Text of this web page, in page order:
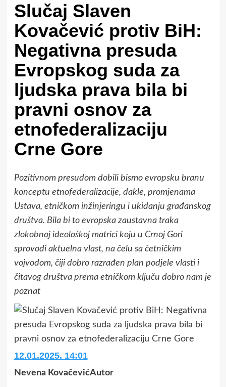
Slučaj Slaven
Kovačević protiv BiH:
Negativna presuda
Evropskog suda za
ljudska prava bila bi
pravni osnov za
etnofederalizaciju
Crne Gore
Pozitivnom presudom dobili bismo evropsku branu
konceptu etnofederalizacije, dakle, promjenama
Ustava, etničkom inžinjeringu i ukidanju građanskog
društva. Bila bi to evropska zaustavna traka
zlokobnoj ideološkoj matrici koju u Crnoj Gori
sprovodi aktuelna vlast, na čelu sa četničkim
vojvodom, čiji dobro razrađen plan podjele vlasti i
čitavog društva prema etničkom ključu dobro nam je
poznat
12.01.2025. 14:01
Nevena KovačevićAutor